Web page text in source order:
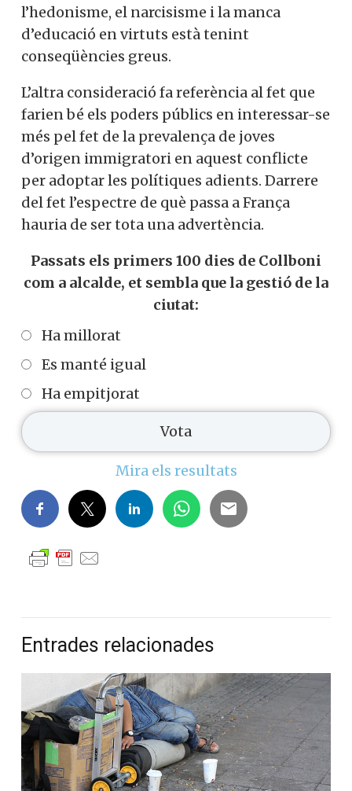
l’hedonisme, el narcisisme i la manca
d’educació en virtuts està tenint
conseqüències greus.
L’altra consideració fa referència al fet que
farien bé els poders públics en interessar-se
més pel fet de la prevalença de joves
d’origen immigratori en aquest conflicte
per adoptar les polítiques adients. Darrere
del fet l’espectre de què passa a França
hauria de ser tota una advertència.
Passats els primers 100 dies de Collboni
com a alcalde, et sembla que la gestió de la
ciutat:
Ha millorat
Es manté igual
Ha empitjorat
Mira els resultats
Entrades relacionades